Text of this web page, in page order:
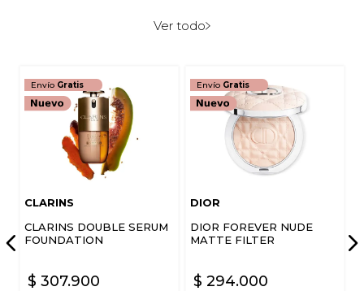
Ver todo
Envío Gratis
CLARINS
CLARINS DOUBLE SERUM
FOUNDATION
$ 307.900
Envío Gratis
DIOR
DIOR FOREVER NUDE
MATTE FILTER
$ 294.000